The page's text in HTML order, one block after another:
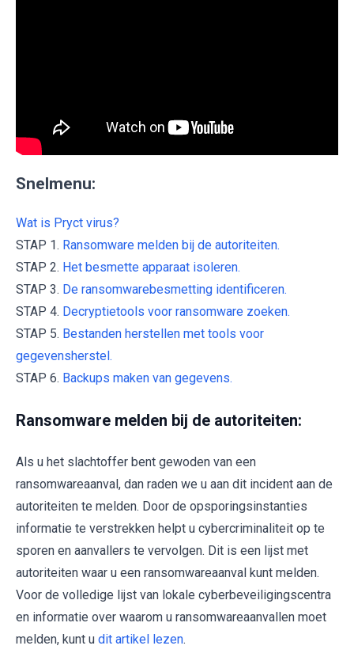
Snelmenu:
Wat is Pryct virus?
STAP 1. Ransomware melden bij de autoriteiten.
STAP 2. Het besmette apparaat isoleren.
STAP 3. De ransomwarebesmetting identificeren.
STAP 4. Decryptietools voor ransomware zoeken.
STAP 5. Bestanden herstellen met tools voor
gegevensherstel.
STAP 6. Backups maken van gegevens.
Ransomware melden bij de autoriteiten:
Als u het slachtoffer bent gewoden van een
ransomwareaanval, dan raden we u aan dit incident aan de
autoriteiten te melden. Door de opsporingsinstanties
informatie te verstrekken helpt u cybercriminaliteit op te
sporen en aanvallers te vervolgen. Dit is een lijst met
autoriteiten waar u een ransomwareaanval kunt melden.
Voor de volledige lijst van lokale cyberbeveiligingscentra
en informatie over waarom u ransomwareaanvallen moet
melden, kunt u dit artikel lezen.